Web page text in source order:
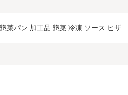
菜パン 加工品 惣菜 冷凍 ソース ピザ